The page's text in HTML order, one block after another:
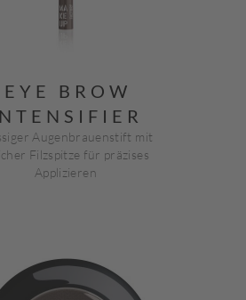
EYE BROW
Augenbrauenstift mit
Filzspitze für präzises
Applizieren